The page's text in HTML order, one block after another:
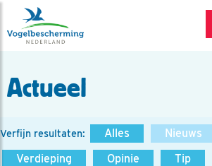
Actueel
Verfijn resultaten: Alles Nieuws
Verdieping
Opinie Tip